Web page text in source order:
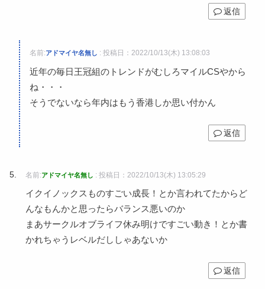
返信
名前:アドマイヤ名無し : 投稿日：2022/10/13(木) 13:08:03
近年の毎日王冠組のトレンドがむしろマイルCSやから
ね・・・
そうでないなら年内はもう香港しか思い付かん
返信
名前:アドマイヤ名無し : 投稿日：2022/10/13(木) 13:05:29
イクイノックスものすごい成長！とか言われてたからど
んなもんかと思ったらバランス悪いのか
まあサークルオブライフ休み明けですごい動き！とか書
かれちゃうレベルだししゃあないか
返信